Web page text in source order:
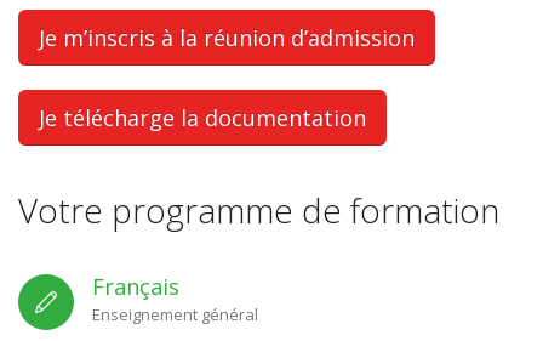
Je m’inscris à la réunion d’admission
Je télécharge la documentation
Votre programme de formation
Français
Enseignement général